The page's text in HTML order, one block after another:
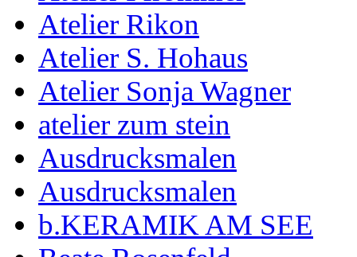
Atelier Rikon
Atelier S. Hohaus
Atelier Sonja Wagner
atelier zum stein
Ausdrucksmalen
Ausdrucksmalen
b.KERAMIK AM SEE